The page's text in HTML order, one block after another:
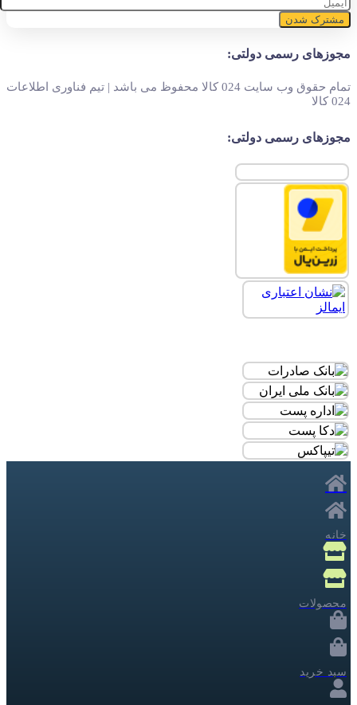
مشترک شدن
مجوزهای رسمی دولتی:
تمام حقوق وب سایت 024 کالا محفوظ می باشد | تیم فناوری اطلاعات
024 کالا
مجوزهای رسمی دولتی:
خانه
محصولات
سبد خرید